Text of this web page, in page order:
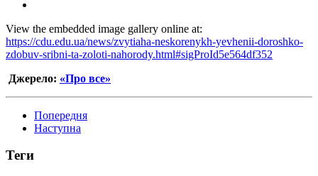
View the embedded image gallery online at:
https://cdu.edu.ua/news/zvytiaha-neskorenykh-yevhenii-doroshko-
zdobuv-sribni-ta-zoloti-nahorody.html#sigProId5e564df352
Джерело: «Про все»
Попередня
Наступна
Теги